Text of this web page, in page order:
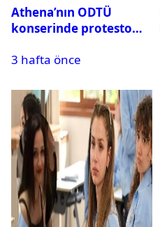
Athena’nın ODTÜ
konserinde protesto
3 hafta önce